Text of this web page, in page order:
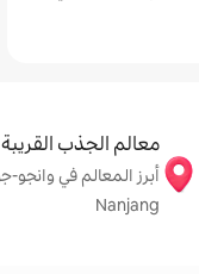
معالم الجذب القريبة
Nanjang